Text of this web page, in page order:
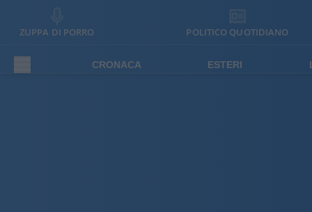
ZUPPA DI PORRO POLITICO QUOTIDIANO
CRONACA ESTERI